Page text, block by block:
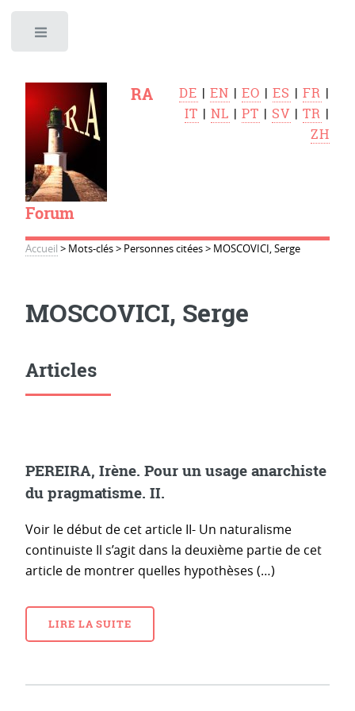
RA
Forum
DE |EN |EO |ES |FR |
IT |NL |PT | SV |TR |
ZH
Accueil > Mots-clés> Personnes citées> MOSCOVICI, Serge
MOSCOVICI, Serge
Articles
PEREIRA, Irène. Pour un usage anarchiste
du pragmatisme. II.
Voir le début de cet article II- Un naturalisme
continuiste Il s’agit dans la deuxième partie de cet
article de montrer quelles hypothèses (…)
LIRE LA SUITE